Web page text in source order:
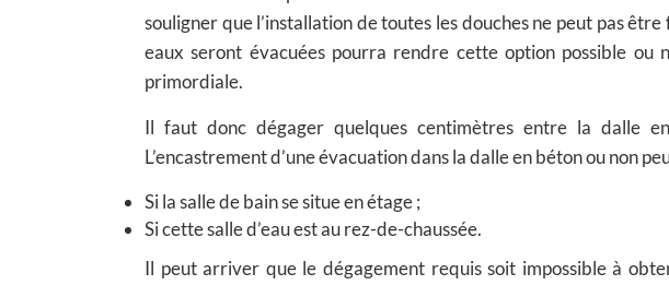
souligner que l’installation de toutes les douches ne peut pas
eaux seront évacuées pourra rendre cette option possible ou
primordiale.
Il faut donc dégager quelques centimètres entre la dalle
L’encastrement d’une évacuation dans la dalle en béton ou non
Si la salle de bain se situe en étage ;
Si cette salle d’eau est au rez-de-chaussée.
Il peut arriver que le dégagement requis soit impossible à